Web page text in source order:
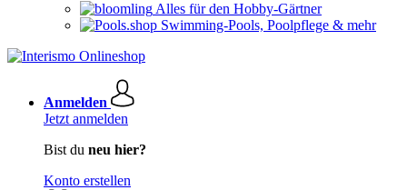
Alles für den Hobby-Gärtner
Swimming-Pools, Poolpflege & mehr
Anmelden
Jetzt anmelden
Bist du neu hier?
Konto erstellen